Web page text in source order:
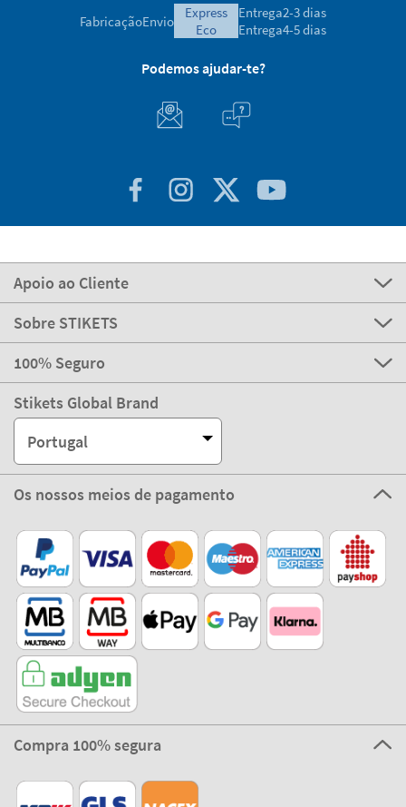
FabricaçãoEnvio
express
eco
Entrega2-3 dias
Entrega4-5 dias
Podemos ajudar-te?
Apoio ao Cliente
Sobre STIKETS
100% Seguro
Stikets Global Brand
Portugal
Os nossos meios de pagamento
Compra 100% segura